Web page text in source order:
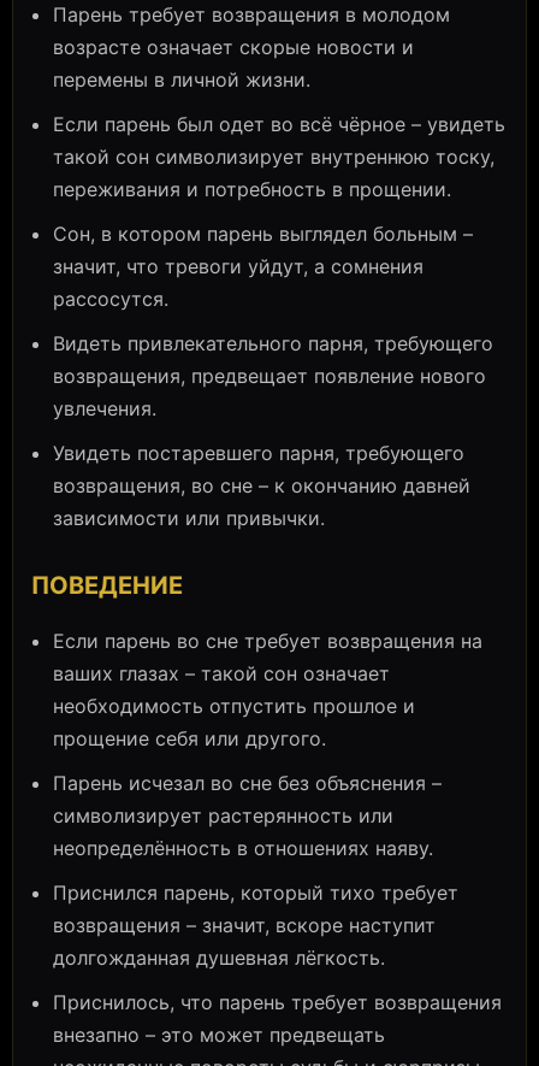
Парень требует возвращения в молодом
возрасте означает скорые новости и
перемены в личной жизни.
Если парень был одет во всё чёрное – увидеть
такой сон символизирует внутреннюю тоску,
переживания и потребность в прощении.
Сон, в котором парень выглядел больным –
значит, что тревоги уйдут, а сомнения
рассосутся.
Видеть привлекательного парня, требующего
возвращения, предвещает появление нового
увлечения.
Увидеть постаревшего парня, требующего
возвращения, во сне – к окончанию давней
зависимости или привычки.
ПОВЕДЕНИЕ
Если парень во сне требует возвращения на
ваших глазах – такой сон означает
необходимость отпустить прошлое и
прощение себя или другого.
Парень исчезал во сне без объяснения –
символизирует растерянность или
неопределённость в отношениях наяву.
Приснился парень, который тихо требует
возвращения – значит, вскоре наступит
долгожданная душевная лёгкость.
Приснилось, что парень требует возвращения
внезапно – это может предвещать